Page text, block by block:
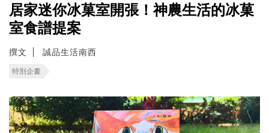
居家迷你冰菓室開張！神農生活的冰菓
室食譜提案
撰文 誠品生活南西
特別企畫